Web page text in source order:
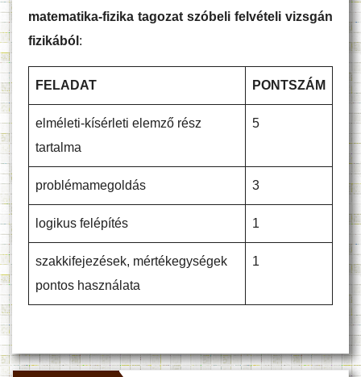
matematika-fizika tagozat szóbeli felvételi vizsgán
fizikából :
FELADAT PONTSZÁM
elméleti-kísérleti elemző rész
tartalma
5
problémamegoldás 3
logikus felépítés 1
szakkifejezések, mértékegységek
pontos használata
1